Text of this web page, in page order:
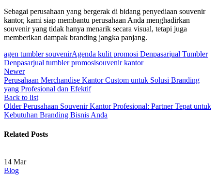
Sebagai perusahaan yang bergerak di bidang penyediaan souvenir
kantor, kami siap membantu perusahaan Anda menghadirkan
souvenir yang tidak hanya menarik secara visual, tetapi juga
memberikan dampak branding jangka panjang.
agen tumbler souvenirAgenda kulit promosi Denpasarjual Tumbler
Denpasarjual tumbler promosisouvenir kantor
Newer
Perusahaan Merchandise Kantor Custom untuk Solusi Branding
yang Profesional dan Efektif
Back to list
Older Perusahaan Souvenir Kantor Profesional: Partner Tepat untuk
Kebutuhan Branding Bisnis Anda
Related Posts
14 Mar
Blog